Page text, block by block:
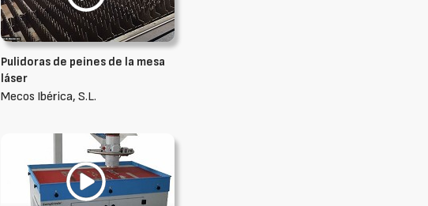
Pulidoras de peines de la mesa
láser
Mecos Ibérica, S.L.